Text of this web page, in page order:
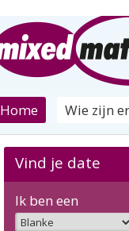
Home Wie zijn
Vind je date
Ik ben een